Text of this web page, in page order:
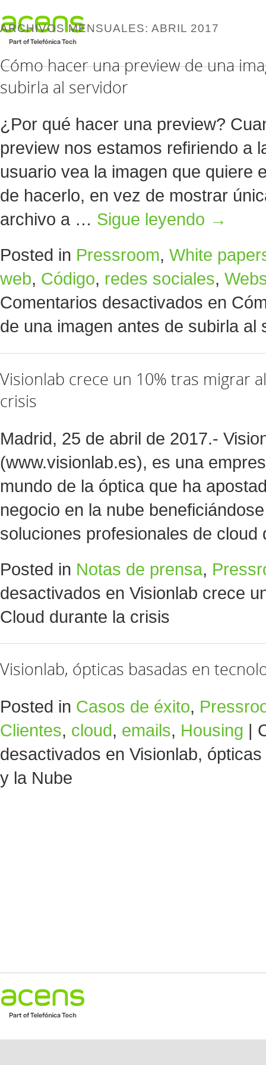
ARCHIVOS MENSUALES: ABRIL 2017
Cómo hacer una preview de una
subirla al servidor
¿Por qué hacer una preview?
preview nos estamos refiriendo a
usuario vea la imagen que quiere
de hacerlo, en vez de mostrar
archivo a … Sigue leyendo →
Posted in Pressroom, White
web, Código, redes sociales,
Comentarios desactivados en
de una imagen antes de subirla al
Visionlab crece un 10% tras migrar
crisis
Madrid, 25 de abril de 2017.-
(www.visionlab.es), es una
mundo de la óptica que ha
negocio en la nube
soluciones profesionales de
Posted in Notas de prensa,
desactivados en Visionlab crece
Cloud durante la crisis
Visionlab, ópticas basadas en
Posted in Casos de éxito,
Clientes, cloud, emails, Housing |
desactivados en Visionlab,
y la Nube